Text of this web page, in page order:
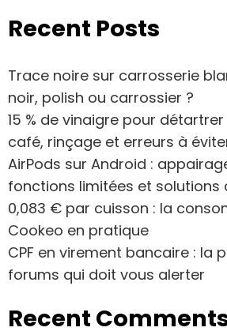
Recent Posts
Trace noire sur carrosserie
noir, polish ou carrossier ?
15 % de vinaigre pour
café, rinçage et erreurs à
AirPods sur Android :
fonctions limitées et solutions
0,083 € par cuisson : la
Cookeo en pratique
CPF en virement bancaire : la
forums qui doit vous alerter
Recent